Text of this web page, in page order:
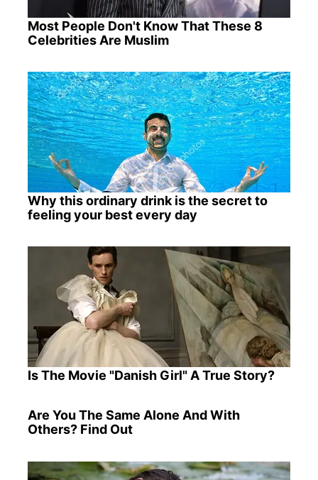
Most People Don't Know That These 8
Celebrities Are Muslim
Why this ordinary drink is the secret to
feeling your best every day
Is The Movie "Danish Girl" A True Story?
Are You The Same Alone And With
Others? Find Out